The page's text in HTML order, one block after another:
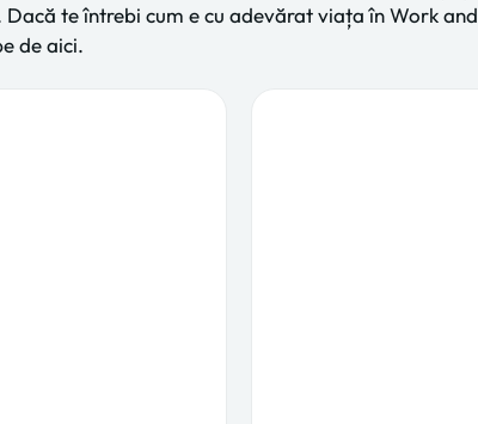
te întrebi cum e cu adevărat viața în Work and
de aici.